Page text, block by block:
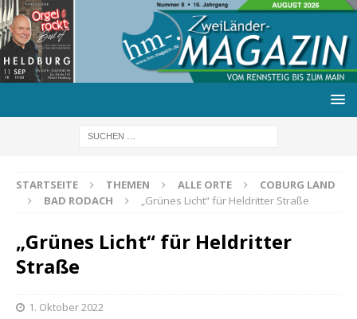
STARTSEITE THEMEN ALLE ORTE
COBURG LAND
BAD RODACH
„Grünes Licht“ für Heldritter Straße
„Grünes Licht“ für Heldritter
Straße
1. Oktober 2022